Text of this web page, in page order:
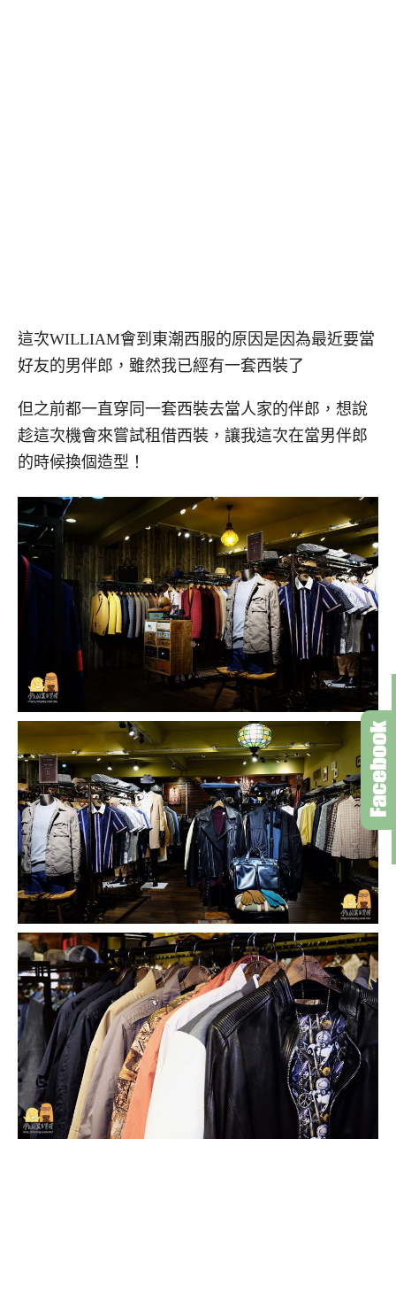
這次WILLIAM會到東潮西服的原因是因為最近要當
好友的男伴郎，雖然我已經有一套西裝了
但之前都一直穿同一套西裝去當人家的伴郎，想說
趁這次機會來嘗試租借西裝，讓我這次在當男伴郎
的時候換個造型！